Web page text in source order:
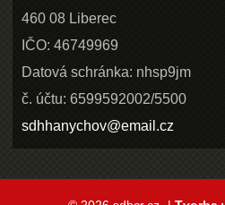
460 08 Liberec
IČO: 46749969
Datová schránka: nhsp9jm
č. účtu: 6599592002/5500
sdhhanychov@email.cz